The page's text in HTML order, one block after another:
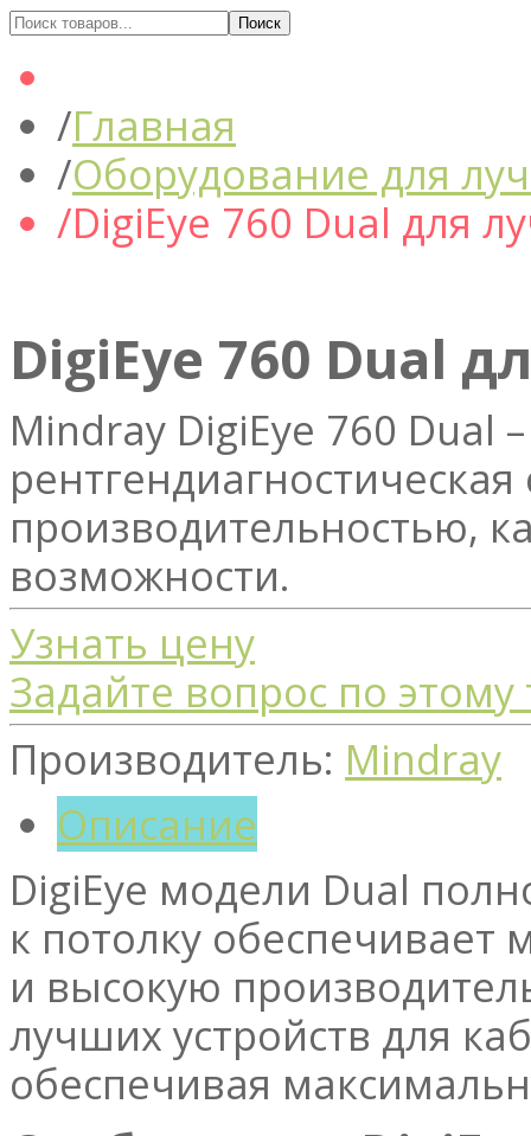
Главная
Оборудование для
DigiEye 760 Dual для
DigiEye 760 Dual
Mindray DigiEye 760 Dual
производительностью,
возможности.
Узнать цену
Задайте вопрос по этому
Производитель: Mindray
Описание
DigiEye модели Dual
к потолку
и высокую
лучших устройств для
обеспечивая